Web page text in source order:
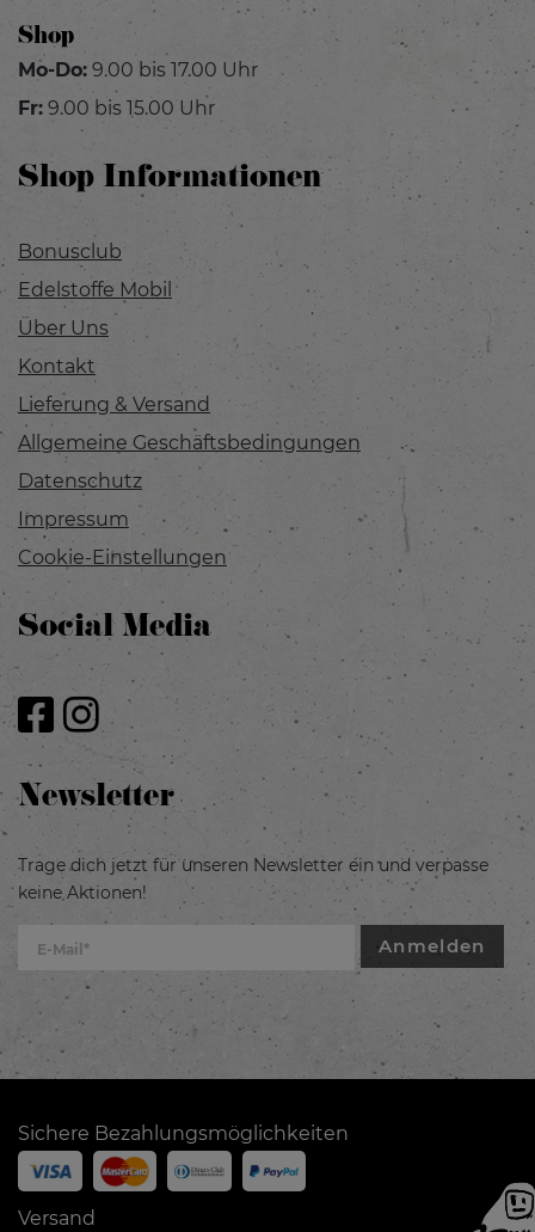
Shop
Mo-Do: 9.00 bis 17.00 Uhr
Fr: 9.00 bis 15.00 Uhr
Shop Informationen
Bonusclub
Edelstoffe Mobil
Über Uns
Kontakt
Lieferung & Versand
Allgemeine Geschäftsbedingungen
Datenschutz
Impressum
Cookie-Einstellungen
Social Media
Newsletter
Trage dich jetzt für unseren Newsletter ein und verpasse
keine Aktionen!
Anmelden
Sichere Bezahlungsmöglichkeiten
Versand